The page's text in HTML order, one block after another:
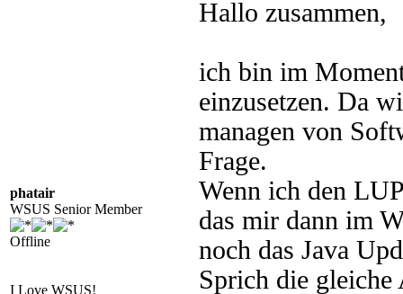
phatair
WSUS Senior Member
Offline
I Love WSUS!
Hallo zusammen,
ich bin im
einzusetzen. Da
managen von
Frage.
Wenn ich den
das mir dann im
noch das Java
Sprich die gleiche